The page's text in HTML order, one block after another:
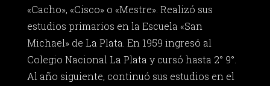
«Cacho», «Cisco» o «Mestre». Realizó sus
estudios primarios en la Escuela «San
Michael» de La Plata. En 1959 ingresó al
Colegio Nacional La Plata y cursó hasta 2° 9°.
Al año siguiente, continuó sus estudios en el